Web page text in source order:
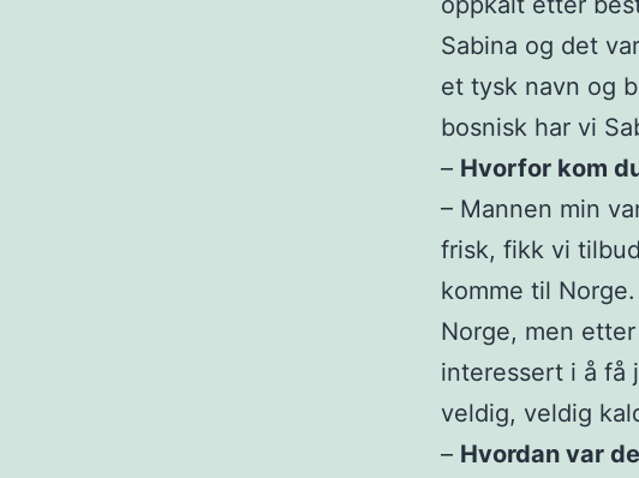
Sabina og det
et tysk navn og
bosnisk har vi
– Hvorfor kom
– Mannen min
frisk, fikk vi
komme til
Norge, men
interessert i å få
veldig, veldig
– Hvordan var